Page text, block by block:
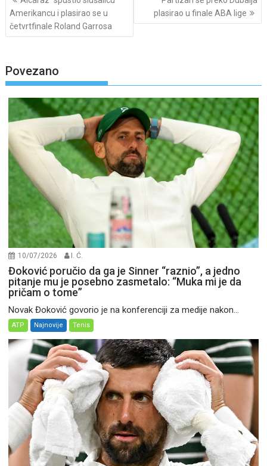
navigation
Amerikancu i plasirao se u
četvrtfinale Roland Garrosa
plasirao u finale ABA lige
Povezano
10/07/2026 I. Ć.
Đoković poručio da ga je Sinner “raznio”, a jedno
pitanje mu je posebno zasmetalo: “Muka mi je da
pričam o tome”
Novak Đoković govorio je na konferenciji za medije nakon...
ATP Najnovije Tenis